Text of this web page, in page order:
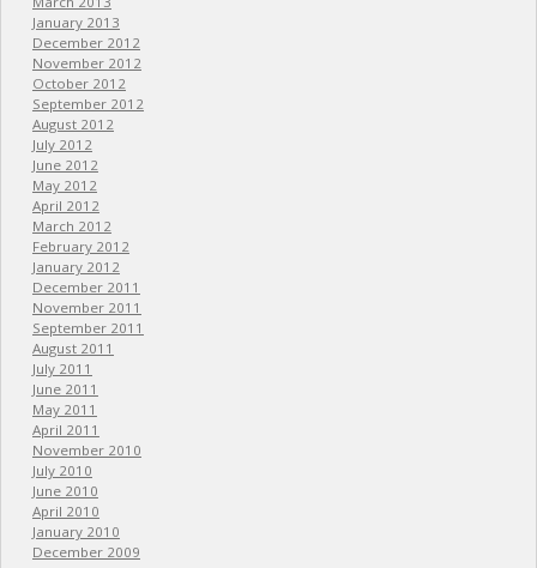
January 2013
December 2012
November 2012
October 2012
September 2012
August 2012
July 2012
June 2012
May 2012
April 2012
March 2012
February 2012
January 2012
December 2011
November 2011
September 2011
August 2011
July 2011
June 2011
May 2011
April 2011
November 2010
July 2010
June 2010
April 2010
January 2010
December 2009